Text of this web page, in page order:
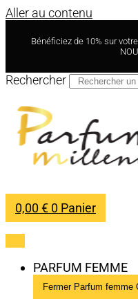
Aller au contenu
Bénéficiez de 10% sur
Rechercher
0,00€ 0 Panier
PARFUM FEMME
Fermer Parfum femme